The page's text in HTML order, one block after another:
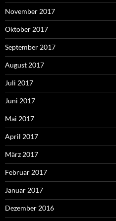
November 2017
Oktober 2017
September 2017
August 2017
Juli 2017
Juni 2017
Mai 2017
April 2017
März 2017
Februar 2017
Januar 2017
Dezember 2016